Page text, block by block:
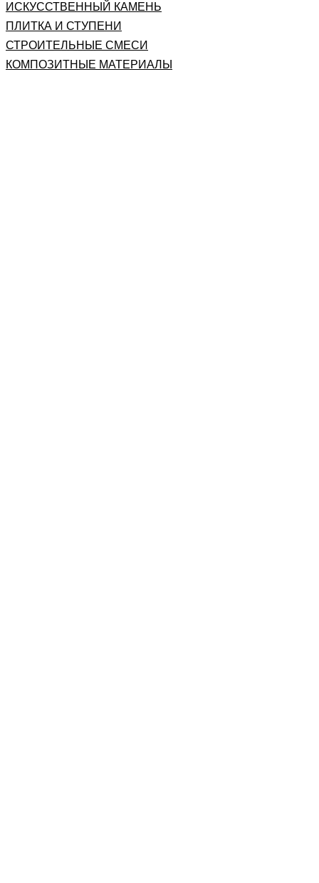
ИСКУССТВЕННЫЙ КАМЕНЬ
ПЛИТКА И СТУПЕНИ
СТРОИТЕЛЬНЫЕ СМЕСИ
КОМПОЗИТНЫЕ МАТЕРИАЛЫ